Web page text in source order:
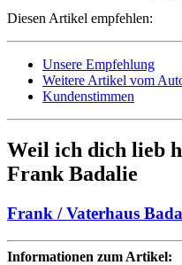
Diesen Artikel empfehlen:
Unsere Empfehlung
Weitere Artikel vom
Kundenstimmen
Weil ich dich lieb
Frank Badalie
Frank / Vaterhaus
Informationen zum Artikel: